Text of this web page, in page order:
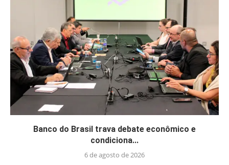
Banco do Brasil trava debate econômico e
condiciona...
6 de agosto de 2026